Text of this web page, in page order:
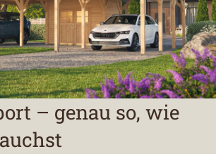
– genau so, wie